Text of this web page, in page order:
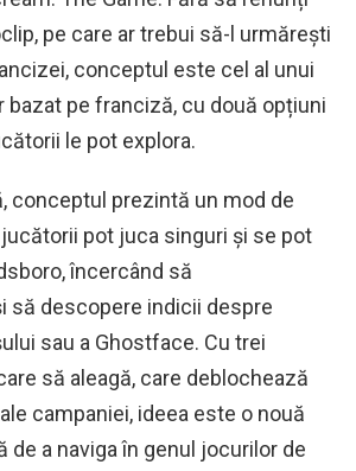
pe care ar trebui să-l urmărești
conceptul este cel al unui
bazat pe franciză, cu două opțiuni
le pot explora.
conceptul prezintă un mod de
pot juca singuri și se pot
încercând să
să descopere indicii despre
sau a Ghostface. Cu trei
să aleagă, care deblochează
campaniei, ideea este o nouă
de a naviga în genul jocurilor de